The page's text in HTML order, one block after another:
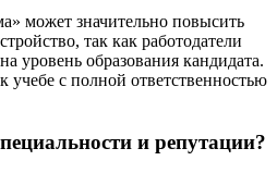
может значительно повысить
так как работодатели
уровень образования кандидата.
учебе с полной ответственностью
и репутации?